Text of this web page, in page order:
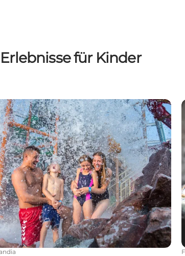
Erlebnisse für Kinder
Ferienpark